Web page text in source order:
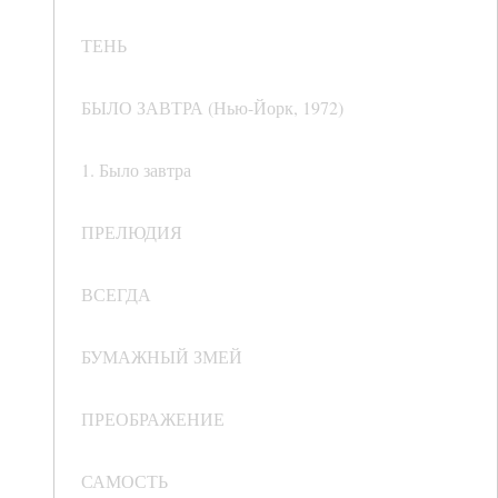
ТЕНЬ
БЫЛО ЗАВТРА (Нью-Йорк, 1972)
1. Было завтра
ПРЕЛЮДИЯ
ВСЕГДА
БУМАЖНЫЙ ЗМЕЙ
ПРЕОБРАЖЕНИЕ
САМОСТЬ